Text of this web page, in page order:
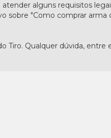
alguns requisitos
sobre "Como comprar
Tiro. Qualquer dúvida, entre